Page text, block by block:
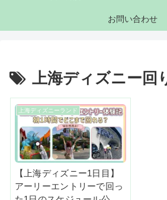
お問い合わせ
上海ディズニー回
上海ディズニーランド
【上海ディズニー1日目】
アーリーエントリーで回っ